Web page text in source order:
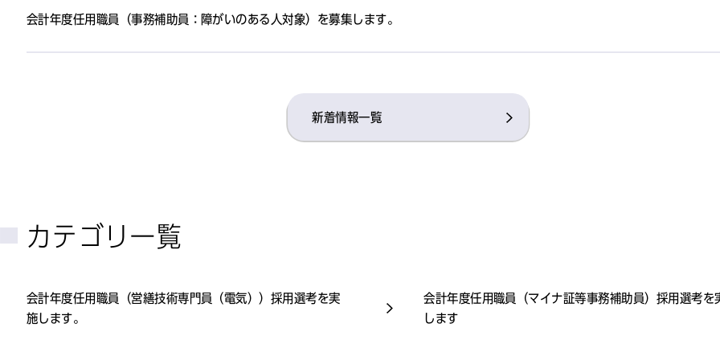
会計年度任用職員（事務補助員：障がいのある人対象）を募集します。
新着情報一覧
カテゴリ一覧
会計年度任用職員（営繕技術専門員（電気））採用選考を実
施します。
会計年度任用職員（マイナ証等事務補助員）採用選考を
します